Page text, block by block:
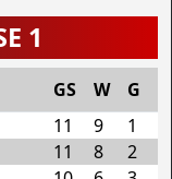
1
GS W G
11 9 1
11 8 2